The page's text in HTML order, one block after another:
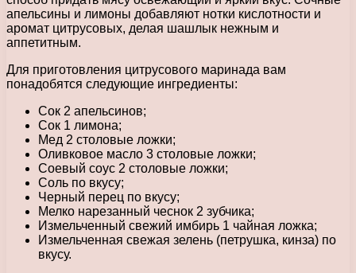
апельсины и лимоны добавляют нотки кислотности и
аромат цитрусовых, делая шашлык нежным и
аппетитным.
Для приготовления цитрусового маринада вам
понадобятся следующие ингредиенты:
Сок 2 апельсинов;
Сок 1 лимона;
Мед 2 столовые ложки;
Оливковое масло 3 столовые ложки;
Соевый соус 2 столовые ложки;
Соль по вкусу;
Черный перец по вкусу;
Мелко нарезанный чеснок 2 зубчика;
Измельченный свежий имбирь 1 чайная ложка;
Измельченная свежая зелень (петрушка, кинза) по
вкусу.